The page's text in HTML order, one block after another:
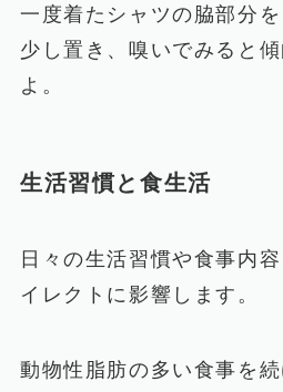
一度着たシャツの脇部分
少し置き、嗅いでみると
よ。
生活習慣と食生活
日々の生活習慣や食事内
イレクトに影響します。
動物性脂肪の多い食事を